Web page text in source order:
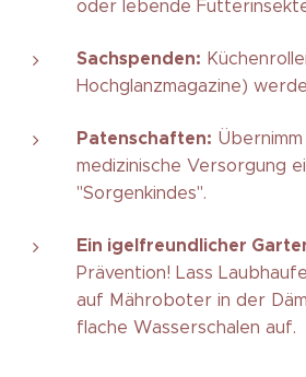
oder lebende
Sachspenden:
Hochglanzmagazine)
Patenschaften:
medizinische Versorgung
"Sorgenkindes".
Ein igelfreundlicher
Prävention! Lass
auf Mähroboter in der
flache Wasserschalen auf.